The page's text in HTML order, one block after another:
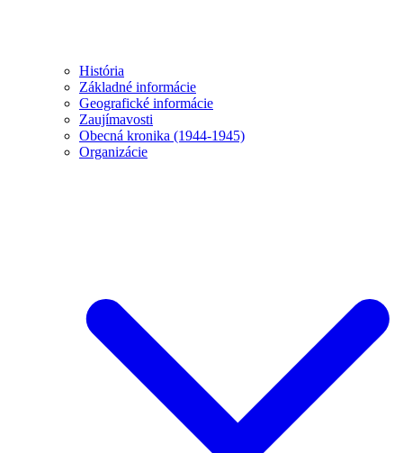
História
Základné informácie
Geografické informácie
Zaujímavosti
Obecná kronika (1944-1945)
Organizácie